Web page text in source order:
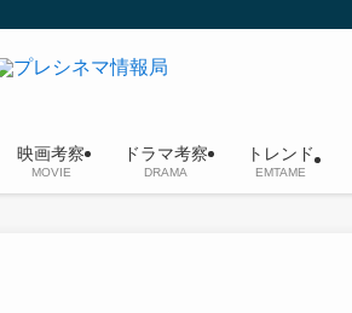
映画考察
MOVIE
ドラマ考察
DRAMA
トレンド
EMTAME